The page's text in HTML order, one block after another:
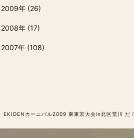
2009年 (26)
2008年 (17)
2007年 (108)
カーニバル2009 東東京大会in北区荒川 だ！